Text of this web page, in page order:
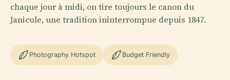
chaque jour à midi, on tire toujours le canon du
Janicule, une tradition ininterrompue depuis 1847.
Photography Hotspot Budget Friendly